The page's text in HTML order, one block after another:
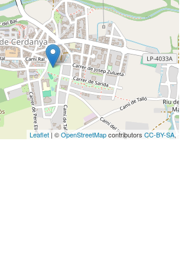
Leaflet | ©OpenStreetMapcontributors CC-BY-SA,